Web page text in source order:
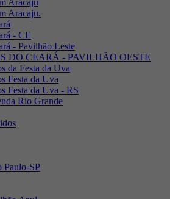
Aracaju.
- CE
- Pavilhão Leste
DO CEARÁ - PAVILHÃO OESTE
da Festa da Uva
Festa da Uva
Festa da Uva - RS
Rio Grande
Paulo-SP